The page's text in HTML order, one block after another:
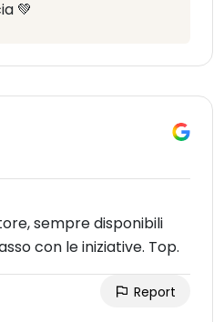
💚
sempre disponibili
con le iniziative. Top.
Report